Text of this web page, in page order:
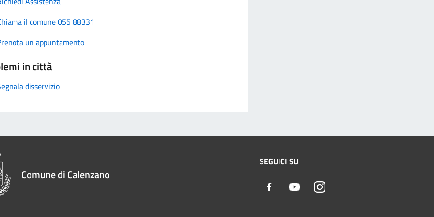
il comune 055 88331
un appuntamento
in città
disservizio
Comune di Calenzano
SEGUICI SU
Facebook YoutubeInstagram